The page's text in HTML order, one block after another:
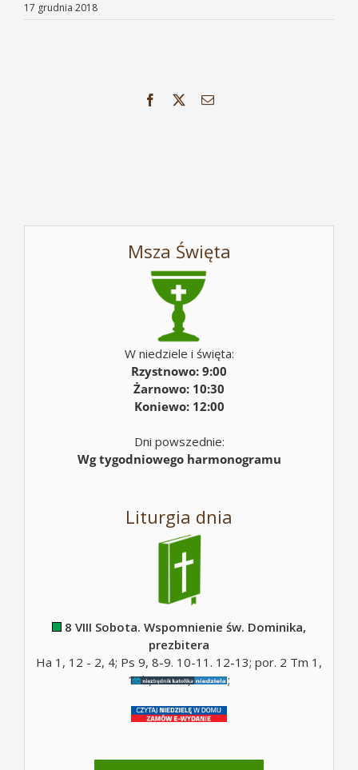
17 grudnia 2018
Facebook Email
Msza Święta
W niedziele i święta:
Rzystnowo: 9:00
Żarnowo: 10:30
Koniewo: 12:00
Dni powszednie:
Wg tygodniowego harmonogramu
Liturgia dnia
8 VIII Sobota. Wspomnienie św. Dominika,
prezbitera
Ha 1, 12 - 2, 4; Ps 9, 8-9. 10-11. 12-13; por. 2 Tm 1,
10b; Mt 17, 14-20;